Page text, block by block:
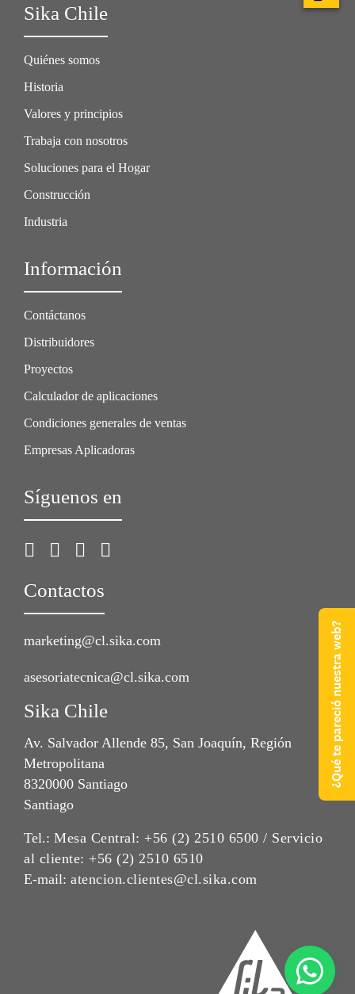
Sika Chile
Quiénes somos
Historia
Valores y principios
Trabaja con nosotros
Soluciones para el Hogar
Construcción
Industria
Información
Contáctanos
Distribuidores
Proyectos
Calculador de aplicaciones
Condiciones generales de ventas
Empresas Aplicadoras
Síguenos en
Contactos
marketing@cl.sika.com
asesoriatecnica@cl.sika.com
Sika Chile
Av. Salvador Allende 85, San Joaquín, Región
Metropolitana
8320000 Santiago
Santiago
Tel.: Mesa Central: +56 (2) 2510 6500 / Servicio
al cliente: +56 (2) 2510 6510
E-mail: atencion.clientes@cl.sika.com
¿Qué te pareció nuestra web?